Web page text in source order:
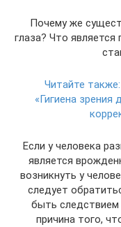
Почему же
глаза? Что является
Читайте также:
«Гигиена зрения
Если у человека
является
возникнуть у
следует
быть следствием
причина того,